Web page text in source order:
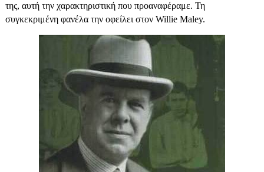
της, αυτή την χαρακτηριστική που προαναφέραμε. Τη
συγκεκριμένη φανέλα την οφείλει στον Willie Μaley.